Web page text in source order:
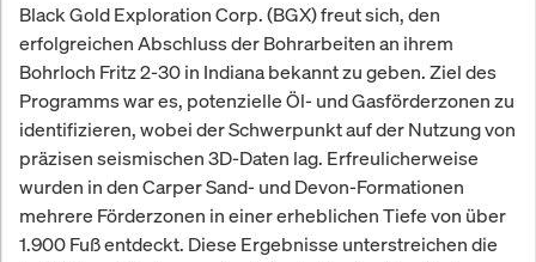
Black Gold Exploration Corp. (BGX) freut sich, den
erfolgreichen Abschluss der Bohrarbeiten an ihrem
Bohrloch Fritz 2-30 in Indiana bekannt zu geben. Ziel des
Programms war es, potenzielle Öl- und Gasförderzonen zu
identifizieren, wobei der Schwerpunkt auf der Nutzung von
präzisen seismischen 3D-Daten lag. Erfreulicherweise
wurden in den Carper Sand- und Devon-Formationen
mehrere Förderzonen in einer erheblichen Tiefe von über
1.900 Fuß entdeckt. Diese Ergebnisse unterstreichen die